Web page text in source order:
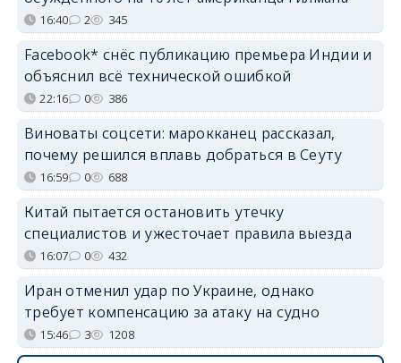
16:40 2 345
Facebook* снёс публикацию премьера Индии и
объяснил всё технической ошибкой
22:16 0 386
Виноваты соцсети: марокканец рассказал,
почему решился вплавь добраться в Сеуту
16:59 0 688
Китай пытается остановить утечку
специалистов и ужесточает правила выезда
16:07 0 432
Иран отменил удар по Украине, однако
требует компенсацию за атаку на судно
15:46 3 1208